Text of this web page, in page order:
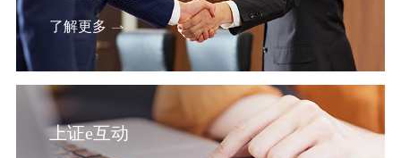
了解更多
上证e互动